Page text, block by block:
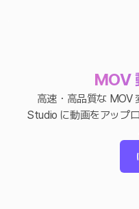
MOV
高速・高品質な MOV 変
Studio に動画をアップ